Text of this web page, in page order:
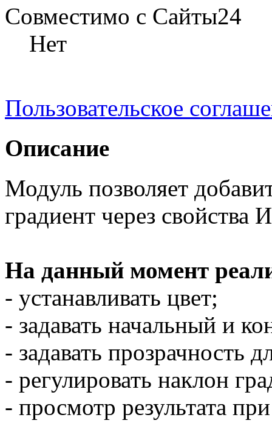
Совместимо с Сайты24
Нет
Пользовательское
Описание
Модуль позволяет
градиент через свойства
На данный момент
- устанавливать цвет;
- задавать начальный и
- задавать прозрачность
- регулировать наклон
- просмотр результата